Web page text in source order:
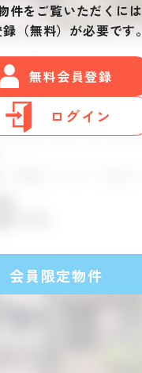
件をご覧いただくには
（無料）が必要です。
無料会員登録
ログイン
会員限定物件